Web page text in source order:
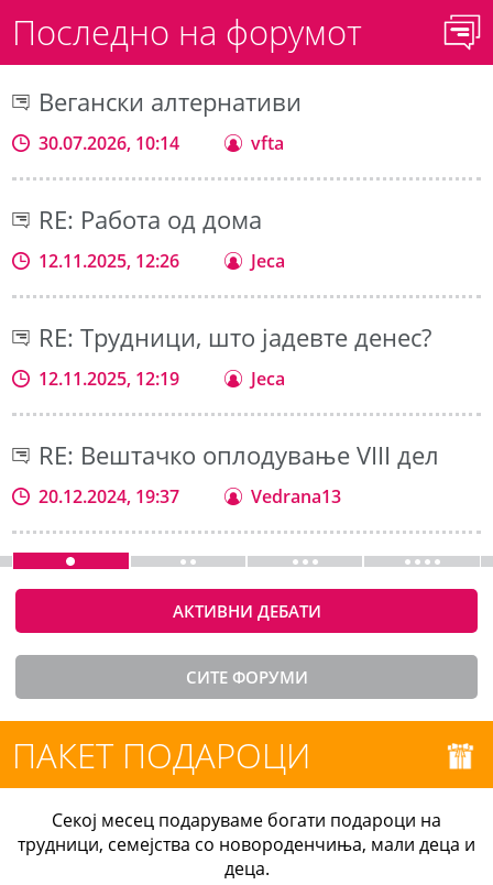
Последно на форумот
Вегански алтернативи
30.07.2026, 10:14 vfta
RE: Работа од дома
12.11.2025, 12:26 Jeca
RE: Трудници, што јадевте денес?
12.11.2025, 12:19 Jeca
RE: Вештачко оплодување VIII дел
20.12.2024, 19:37 Vedrana13
АКТИВНИ ДЕБАТИ
СИТЕ ФОРУМИ
ПАКЕТ ПОДАРОЦИ
Секој месец подаруваме богати подароци на
трудници, семејства со новороденчиња, мали деца и
деца.